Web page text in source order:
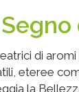
di
eteree
la